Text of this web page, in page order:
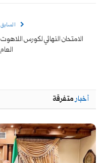
السابق
الامتحان النهائي لكورس اللاهوت
العام
أخبارمتفرقة